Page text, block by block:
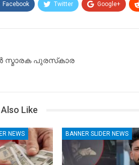
Facebook Twitter Google+
സ്മാരക പുരസ്‌കാര
Like
NEWS BANNER SLIDER NEWS